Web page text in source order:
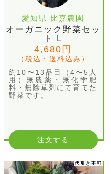
愛知県 比嘉農園
オーガニック野菜セッ
ト L
4,680円
（税込・送料込み）
約10〜13品目（4〜5人
用）無農薬・無化学肥
料・無除草剤にて育てた
野菜です。
注文する
代引き不可